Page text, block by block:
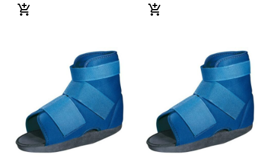
In winkelmandje In winkelmandje